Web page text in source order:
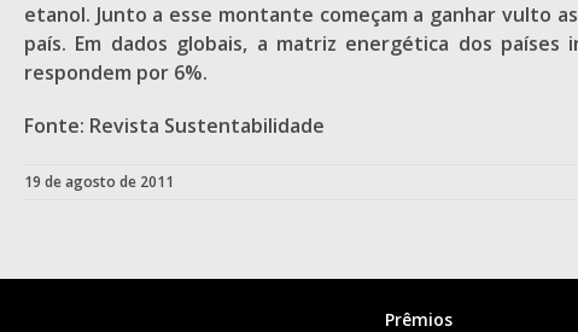
etanol. Junto a esse montante começam a ganhar vulto
país. Em dados globais, a matriz energética dos
respondem por 6%.
Fonte: Revista Sustentabilidade
19 de agosto de 2011
Prêmios